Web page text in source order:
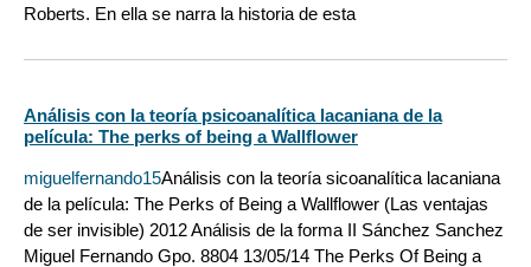
Roberts. En ella se narra la historia de esta
Análisis con la teoría psicoanalítica lacaniana de la
película: The perks of being a Wallflower
miguelfernando15Análisis con la teoría sicoanalítica lacaniana
de la película: The Perks of Being a Wallflower (Las ventajas
de ser invisible) 2012 Análisis de la forma II Sánchez Sanchez
Miguel Fernando Gpo. 8804 13/05/14 The Perks Of Being a